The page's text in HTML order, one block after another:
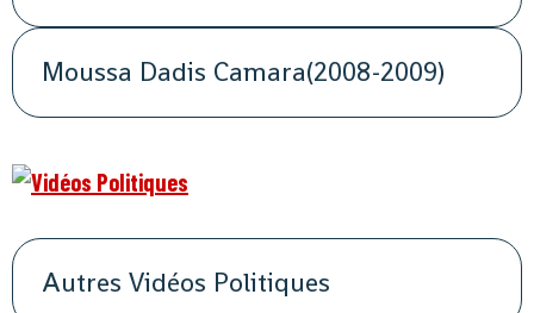
Moussa Dadis Camara(2008-2009)
Autres Vidéos Politiques